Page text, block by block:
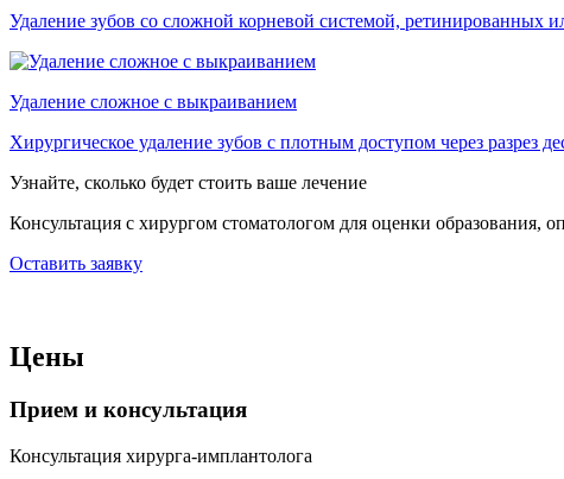
Удаление зубов со сложной корневой системой, ретинированных
Удаление сложное с выкраиванием
Хирургическое удаление зубов с плотным доступом через
Узнайте, сколько будет стоить ваше лечение
Консультация с хирургом стоматологом для оценки образования,
Оставить заявку
Цены
Прием и консультация
Консультация хирурга-имплантолога